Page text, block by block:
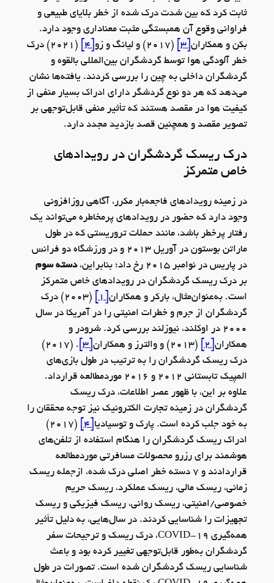
ثابت کرد که بین شدت درک شده از خطر بلایای طبیعی و
فراوانی وقوع آن همبستگی مثبت معناداری وجود دارد.
بکن و همکاران[3] (2017) و لیانگ و زو [4]
(2021) درک
خطر آلودگی هوا توسط گردشگران بین‌المللی بالقوه و
گردشگران داخلی به چین را بررسی کردند. یافته‌ها نشان
می‌دهد که هر دو نوع گردشگر دارای ادراک بسیار منفی از
کیفیت هوا در مقصد هستند که تأثیر منفی قابل‌توجهی بر
تصویر مقصد و همچنین قصد بازدید مجدد دارد.
درک ریسک گردشگران در رویدادهای
خاص متمرکز
در زمینه رویدادهای فاجعه‌بار مکرر، آگاهی روزافزونی
وجود دارد که حضور در رویدادهای پرمخاطره می‌تواند یک
رفتار پرخطر باشد، مانند حملات تروریستی که در طول
ماراتن بوستون در آوریل 2013 و در ورزشگاه دو فرانس
در پاریس در نوامبر 2015 رخ داد؛ بنابراین،
دسته سوم
بر درک ریسک گردشگران در رویدادهای خاص متمرکز
است. به‌عنوان‌مثال، بارکر و همکاران[1]
(2003) درک
گردشگران از جرم و خطرات امنیتی را در آمریکا در سال
2000 در اوکلند، نیوزلند بررسی کرد. شرودر و
همکاران[2] (2013) و والترز و همکاران [3]
. (2017)
درک ریسک گردشگران را به ترتیب در طول بازی‌های
المپیک تابستانی 2012 و 2016 موردمطالعه قرارداد.
علاوه بر این، با ظهور عصر اطلاعات، درک ریسک
گردشگران در زمینه تجارت الکترونیک نیز توجه محققان را
به خود جلب کرده است. پارک و توسیادیا [4]
(2017)
ادراک ریسک گردشگران را هنگام استفاده از تلفن‌های
هوشمند برای رزرو محصولات مسافرتی موردمطالعه
قراردادند و 7 دسته خطر اصلی درک شده، ازجمله ریسک
زمانی، ریسک مالی، ریسک عملکرد، ریسک حریم
خصوصی/امنیتی، ریسک روانی، ریسک فیزیکی و ریسک
تجهیزات را شناسایی کردند. در سال‌هایی، به دلیل تأثیر
همه‌گیری COVID-19، درک ریسک و ترجیحات سفر
گردشگران به‌طور قابل‌توجهی تغییر کرده بود و باعث
شناسایی ریسک گردشگران شده است. تصورات در طول